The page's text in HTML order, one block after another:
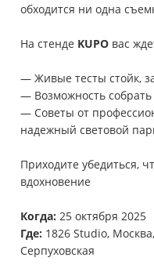
обходится ни одна
На стенде KUPO вас
— Живые тесты стойк,
— Возможность
— Советы от
надежный световой
Приходите убедиться,
вдохновение
Когда: 25 октября 2025
Где: 1826 Studio,
Серпуховская